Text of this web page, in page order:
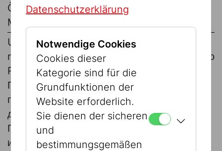
Österreich, Sozialpass /
Mobilpass, Vienna PASS
Ukrainische Staatsangehörige
mit Reisepass oder
Reisedokument
Громадяни України з
паспортом або проїзним
документом
Граждане Украины с паспортом
или проездным документом
безкоштовно
Datenschutzerklärung
Notwendige Cookies
Cookies dieser
Kategorie sind für die
Grundfunktionen der
Website erforderlich.
Sie dienen der sicheren
und
bestimmungsgemäßen